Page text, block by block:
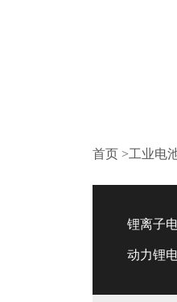
首页 >工业电
锂离子
动力锂